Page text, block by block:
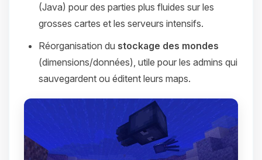
(Java) pour des parties plus fluides sur les
grosses cartes et les serveurs intensifs.
Réorganisation du stockage des mondes
(dimensions/données), utile pour les admins qui
sauvegardent ou éditent leurs maps.